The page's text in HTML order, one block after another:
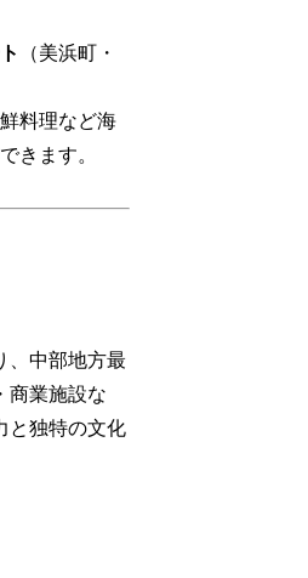
（美浜町・
料理など海
きます。
、中部地方最
商業施設な
と独特の文化